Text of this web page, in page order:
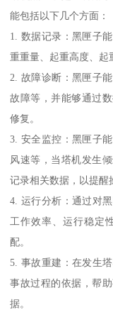
能包括以下几个方面：
1. 数据记录：黑匣子
重重量、起重高度、起
2. 故障诊断：黑匣子
故障等，并能够通过
修复。
3. 安全监控：黑匣子
风速等，当塔机发生
记录相关数据，以提醒
4. 运行分析：通过对
工作效率、运行稳定
配。
5. 事故重建：在发生
事故过程的依据，帮
据。